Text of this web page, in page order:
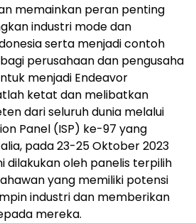
memainkan peran penting
industri mode dan
serta menjadi contoh
perusahaan dan pengusaha
menjadi Endeavor
ketat dan melibatkan
dari seluruh dunia melalui
Panel (ISP) ke-97 yang
pada 23-25 Oktober 2023
dilakukan oleh panelis terpilih
yang memiliki potensi
industri dan memberikan
mereka.